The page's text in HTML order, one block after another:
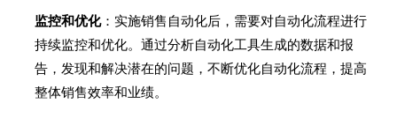
监控和优化：实施销售自动化后，需要对自动化流程进行
持续监控和优化。通过分析自动化工具生成的数据和报
告，发现和解决潜在的问题，不断优化自动化流程，提高
整体销售效率和业绩。